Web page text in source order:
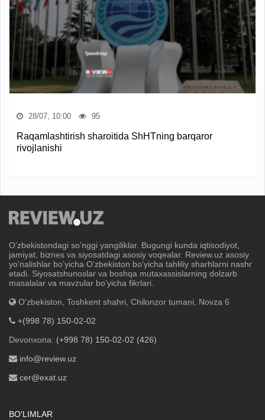
28/07, 10:00 95
Raqamlashtirish sharoitida ShHTning barqaror
rivojlanishi
Oʼzbekistondagi soʼnggi yangiliklar. Bugungi kunda iqtisodiyot,
jamiyat, biznes va siyosatdagi asosiy voqealar. Review.uz asosiy
yoʼnalishlar boʼyicha Oʼzbekiston boʼyicha tahliliy sharhlarni nashr
etadi. Siyosatshunoslar va boshqa mutaxassislarning dolzarb
masalalar va mavzular boʼyicha fikrlari.
O'zbekiston, Toshkent shahri, Chilonzor tumani, Novza 6
+(998 78) 150-02-02
Devonxona: (+998 78) 150-02-02 (426)
info@review.uz
cer@exat.uz
BO'LIMLAR